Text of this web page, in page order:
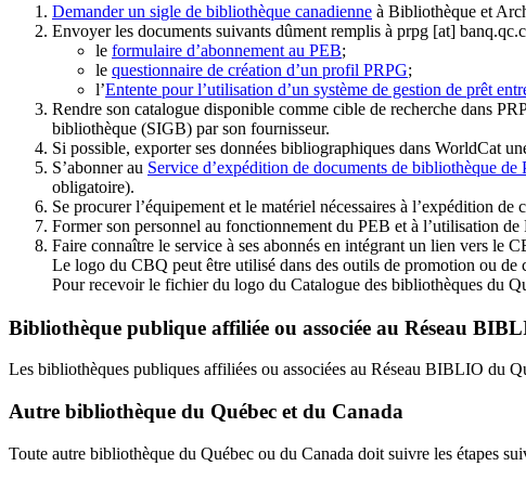
Demander un sigle de bibliothèque canadienne à Bibliothèque et
Envoyer les documents suivants dûment remplis à prpg [at]
le formulaire d’abonnement au PEB;
le questionnaire de création d’un profil PRPG;
l’Entente pour l’utilisation d’un système de gestion de prêt
Rendre son catalogue disponible comme cible de recherche dans
bibliothèque (SIGB) par son fournisseur.
Si possible, exporter ses données bibliographiques dans WorldCat
S’abonner au Service d’expédition de documents de bibliothèque de
obligatoire).
Se procurer l’équipement et le matériel nécessaires à l’expédition
Former son personnel au fonctionnement du PEB et à l’utilisation
Faire connaître le service à ses abonnés en intégrant un lien vers le
Le logo du CBQ peut être utilisé dans des outils de promotion ou de
Pour recevoir le fichier du logo du Catalogue des bibliothèques du
Bibliothèque publique affiliée ou associée au Réseau
Les bibliothèques publiques affiliées ou associées au Réseau BIBLIO du
Autre bibliothèque du Québec et du Canada
Toute autre bibliothèque du Québec ou du Canada doit suivre les étapes